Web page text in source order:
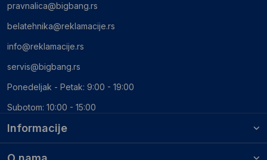
Informacije
pravnalica@bigbang.rs
belatehnika@reklamacije.rs
info@reklamacije.rs
servis@bigbang.rs
Ponedeljak - Petak: 9:00 - 19:00
Subotom: 10:00 - 15:00